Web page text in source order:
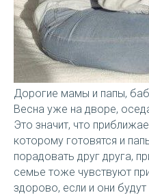
Дорогие мамы и папы,
Весна уже на дворе,
Это значит, что
которому готовятся и
порадовать друг друга,
семье тоже чувствуют
здорово, если и они